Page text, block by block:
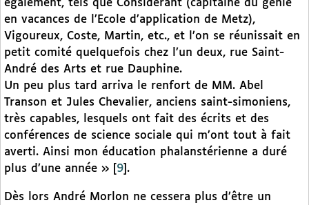
également, tels que Considérant (capitaine du génie
en vacances de l’Ecole d’application de Metz),
Vigoureux, Coste, Martin, etc., et l’on se réunissait en
petit comité quelquefois chez l’un deux, rue Saint-
André des Arts et rue Dauphine.
Un peu plus tard arriva le renfort de MM. Abel
Transon et Jules Chevalier, anciens saint-simoniens,
très capables, lesquels ont fait des écrits et des
conférences de science sociale qui m’ont tout à fait
averti. Ainsi mon éducation phalanstérienne a duré
plus d’une année »
9 .
Dès lors André Morlon ne cessera plus d’être un